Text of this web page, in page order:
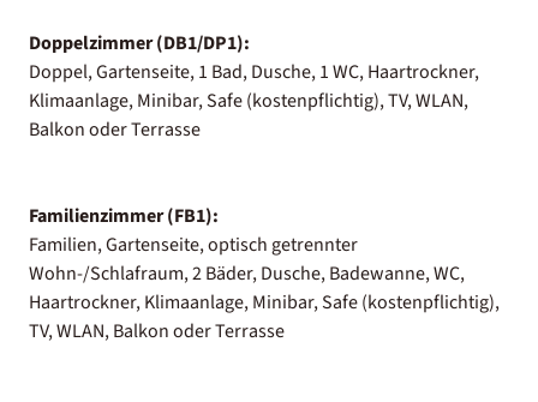
Doppelzimmer (DB1/DP1):
Doppel, Gartenseite, 1 Bad, Dusche, 1 WC, Haartrockner,
Klimaanlage, Minibar, Safe (kostenpflichtig), TV, WLAN,
Balkon oder Terrasse
Familienzimmer (FB1):
Familien, Gartenseite, optisch getrennter
Wohn-/Schlafraum, 2 Bäder, Dusche, Badewanne, WC,
Haartrockner, Klimaanlage, Minibar, Safe (kostenpflichtig),
TV, WLAN, Balkon oder Terrasse